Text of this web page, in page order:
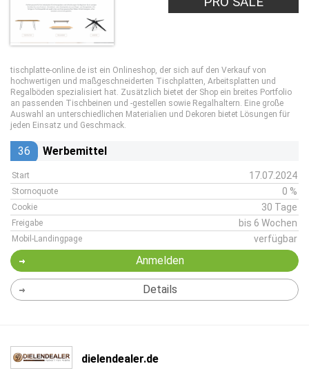
tischplatte-online.de ist ein Onlineshop, der sich auf den Verkauf von
hochwertigen und maßgeschneiderten Tischplatten, Arbeitsplatten und
Regalböden spezialisiert hat. Zusätzlich bietet der Shop ein breites Portfolio
an passenden Tischbeinen und -gestellen sowie Regalhaltern. Eine große
Auswahl an unterschiedlichen Materialien und Dekoren bietet Lösungen für
jeden Einsatz und Geschmack.
36 Werbemittel
Start 17.07.2024
Stornoquote 0 %
Cookie 30 Tage
Freigabe bis 6 Wochen
Mobil-Landingpage verfügbar
Anmelden
Details
dielendealer.de